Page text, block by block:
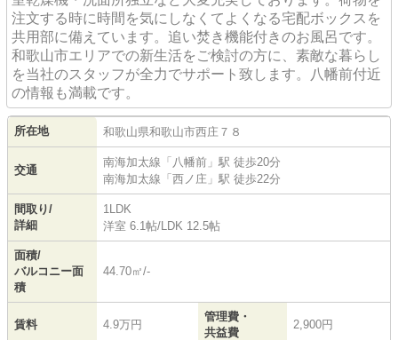
注文する時に時間を気にしなくてよくなる宅配ボックスを
共用部に備えています。追い焚き機能付きのお風呂です。
和歌山市エリアでの新生活をご検討の方に、素敵な暮らし
を当社のスタッフが全力でサポート致します。八幡前付近
の情報も満載です。
所在地 和歌山県和歌山市西庄 ７８
交通
南海加太線 「 八幡前 」駅 徒歩20分
南海加太線 「 西ノ庄 」駅 徒歩22分
間取り/
詳細
1LDK
洋室 6.1帖/ LDK 12.5帖
面積/
バルコニー面
積
44.70㎡/-
賃料 4.9万円
管理費・
共益費
2,900円